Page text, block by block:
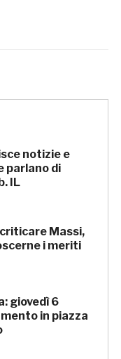
notizie e
parlano di
IL
criticare Massi,
i meriti
giovedì 6
in piazza